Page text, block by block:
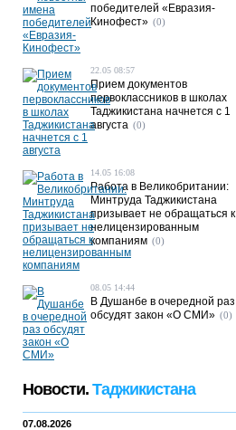
победителей «Евразия-
Кинофест» (0)
22.05 08:57
Прием документов
первоклассников в школах
Таджикистана начнется с 1
августа (0)
14.05 16:08
Работа в Великобритании:
Минтруда Таджикистана
призывает не обращаться к
нелицензированным
компаниям (0)
08.05 14:44
В Душанбе в очередной раз
обсудят закон «О СМИ» (0)
Новости. Таджикистана
07.08.2026